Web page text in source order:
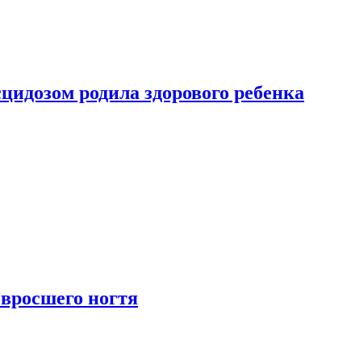
родила здорового ребенка
ногтя